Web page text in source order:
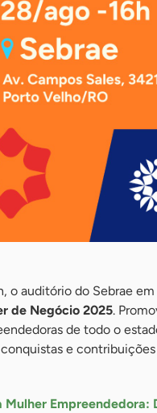
o auditório do Sebrae
de Negócio 2025.
de todo o
e
Mulher Empreendedora: